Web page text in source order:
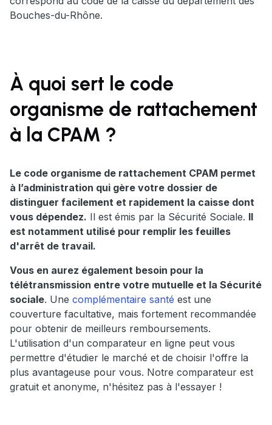
Bouches-du-Rhône.
À quoi sert le code
organisme de rattachement
à la CPAM ?
Le code organisme de rattachement CPAM permet
à l’administration qui gère votre dossier de
distinguer facilement et rapidement la caisse dont
vous dépendez. Il est émis par la Sécurité Sociale. Il
est notamment utilisé pour remplir les feuilles
d'arrêt de travail.
Vous en aurez également besoin pour la
télétransmission entre votre mutuelle et la Sécurité
sociale. Une complémentaire santé est une
couverture facultative, mais fortement recommandée
pour obtenir de meilleurs remboursements.
L'utilisation d'un comparateur en ligne peut vous
permettre d'étudier le marché et de choisir l'offre la
plus avantageuse pour vous. Notre comparateur est
gratuit et anonyme, n'hésitez pas à l'essayer !